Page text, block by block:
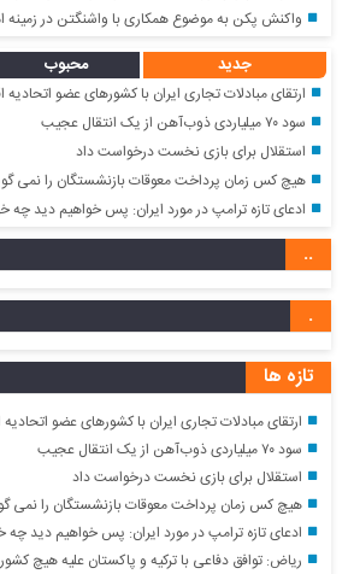
واکنش پکن به موضوع همکاری با واشنگتن در زمینه
جدید محبوب
ارتقای مبادلات تجاری ایران با کشور‌های عضو اتحادیه
سود ۷۰ میلیاردی ذوب‌آهن از یک انتقال عجیب
استقلال برای بازی نخست درخواست داد
هیچ کس زمان پرداخت معوقات بازنشستگان را نمی
ادعای تازه ترامپ در مورد ایران: پس خواهیم دید چه
..
.
تازه ها
ارتقای مبادلات تجاری ایران با کشور‌های عضو اتحادیه
سود ۷۰ میلیاردی ذوب‌آهن از یک انتقال عجیب
استقلال برای بازی نخست درخواست داد
هیچ کس زمان پرداخت معوقات بازنشستگان را نمی
ادعای تازه ترامپ در مورد ایران: پس خواهیم دید چه
ریاض: توافق دفاعی با ترکیه و پاکستان علیه هیچ